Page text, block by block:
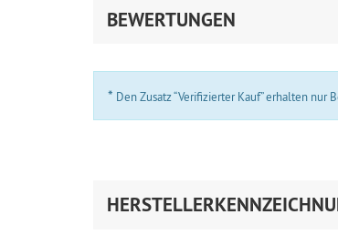
BEWERTUNGEN
* Den Zusatz “Verifizierter Kauf” erhalten